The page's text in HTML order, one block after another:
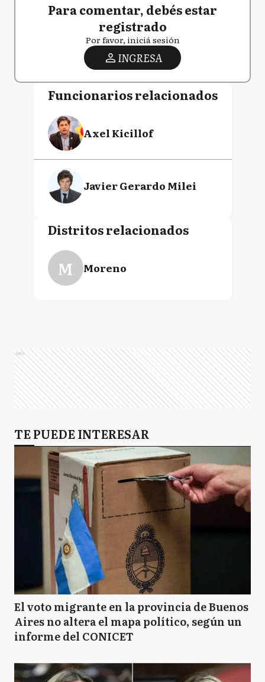
Para comentar, debés estar
registrado
Por favor, iniciá sesión
INGRESA
Funcionarios relacionados
Axel Kicillof
Javier Gerardo Milei
Distritos relacionados
M Moreno
Ads
TE PUEDE INTERESAR
El voto migrante en la provincia de Buenos
Aires no altera el mapa político, según un
informe del CONICET